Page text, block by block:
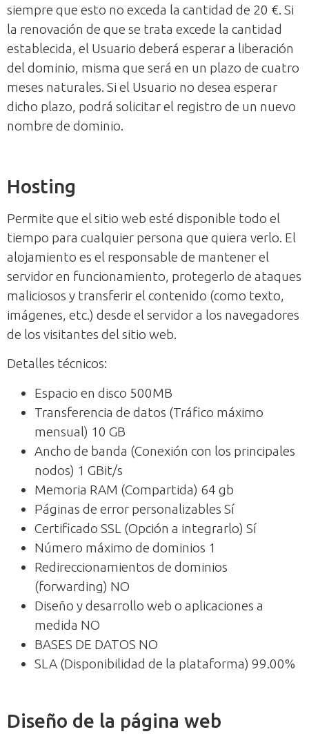
siempre que esto no exceda la cantidad de 20 €. Si
la renovación de que se trata excede la cantidad
establecida, el Usuario deberá esperar a liberación
del dominio, misma que será en un plazo de cuatro
meses naturales. Si el Usuario no desea esperar
dicho plazo, podrá solicitar el registro de un nuevo
nombre de dominio.
Hosting
Permite que el sitio web esté disponible todo el
tiempo para cualquier persona que quiera verlo. El
alojamiento es el responsable de mantener el
servidor en funcionamiento, protegerlo de ataques
maliciosos y transferir el contenido (como texto,
imágenes, etc.) desde el servidor a los navegadores
de los visitantes del sitio web.
Detalles técnicos:
Espacio en disco 500MB
Transferencia de datos (Tráfico máximo
mensual) 10 GB
Ancho de banda (Conexión con los principales
nodos) 1 GBit/s
Memoria RAM (Compartida) 64 gb
Páginas de error personalizables Sí
Certificado SSL (Opción a integrarlo) Sí
Número máximo de dominios 1
Redireccionamientos de dominios
(forwarding) NO
Diseño y desarrollo web o aplicaciones a
medida NO
BASES DE DATOS NO
SLA (Disponibilidad de la plataforma) 99.00%
Diseño de la página web